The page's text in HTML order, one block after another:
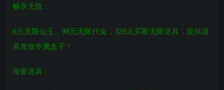
畅享无限：
6元无限仙玉，98元无限代金，328元买断无限道具，提供道
具发放专属盒子！
海量道具：